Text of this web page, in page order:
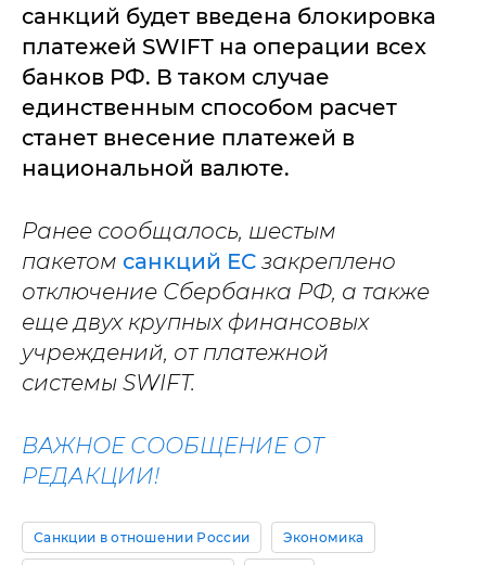
санкций будет введена блокировка
платежей SWIFT на операции всех
банков РФ. В таком случае
единственным способом расчет
станет внесение платежей в
национальной валюте.
Ранее сообщалось, шестым
пакетом санкций ЕС закреплено
отключение Сбербанка РФ, а также
еще двух крупных финансовых
учреждений, от платежной
системы SWIFT.
ВАЖНОЕ СООБЩЕНИЕ ОТ
РЕДАКЦИИ!
Санкции в отношении России Экономика